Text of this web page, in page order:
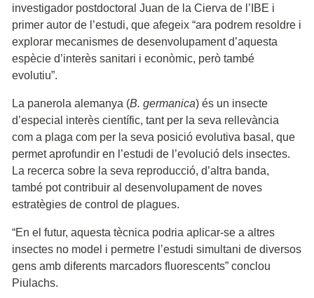
investigador postdoctoral Juan de la Cierva de l’IBE i
primer autor de l’estudi, que afegeix “ara podrem resoldre i
explorar mecanismes de desenvolupament d’aquesta
espècie d’interès sanitari i econòmic, però també
evolutiu”.
La panerola alemanya (B. germanica) és un insecte
d’especial interès científic, tant per la seva rellevància
com a plaga com per la seva posició evolutiva basal, que
permet aprofundir en l’estudi de l’evolució dels insectes.
La recerca sobre la seva reproducció, d’altra banda,
també pot contribuir al desenvolupament de noves
estratègies de control de plagues.
“En el futur, aquesta tècnica podria aplicar-se a altres
insectes no model i permetre l’estudi simultani de diversos
gens amb diferents marcadors fluorescents” conclou
Piulachs.